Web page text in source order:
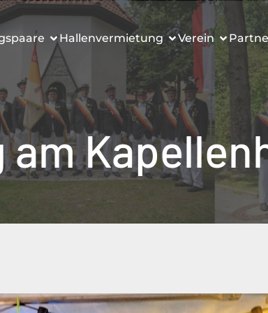
Hallenvermietung Verein